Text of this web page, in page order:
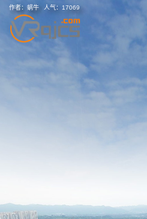
作者： 蜗牛 人气： 17069